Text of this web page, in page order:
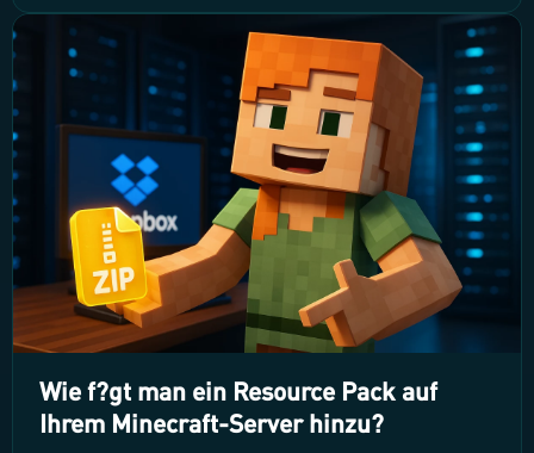
die Schritte, um Ihre Serverressourcen optimal
zu verwalten und gleichzeitig ein reibungsloses
Spielerlebnis zu gewährleisten. Lesen Sie
weiter, um herauszufinden, wie Sie die
Leistung Ihres Servers effizient steigern oder
reduzieren können.
Wie f?gt man ein Resource Pack auf
Ihrem Minecraft-Server hinzu?